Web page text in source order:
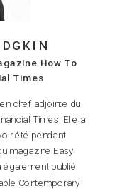
How To
Times
chef adjointe du
Times. Elle a
été pendant
magazine Easy
également publié
Contemporary